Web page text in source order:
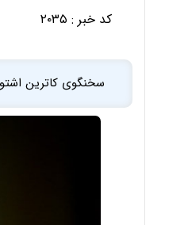
کد خبر : ۲۰۳۵
سخنگوی کاترین اشتون گفت: